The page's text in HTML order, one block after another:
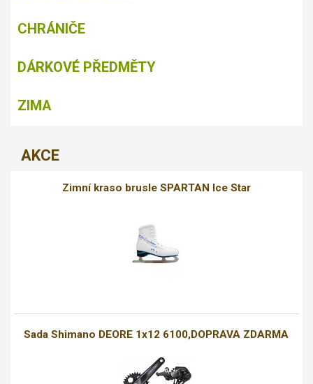
CHRÁNIČE
DÁRKOVÉ PŘEDMĚTY
ZIMA
AKCE
Zimní kraso brusle SPARTAN Ice Star
Sada Shimano DEORE 1x12 6100,DOPRAVA ZDARMA